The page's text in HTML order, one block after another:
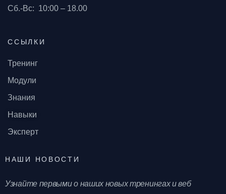
Сб.-Вс: 10:00 – 18.00
ССЫЛКИ
Тренинг
Модули
Знания
Навыки
Эксперт
НАШИ НОВОСТИ
Узнайте первыми о наших новых тренингах и веб